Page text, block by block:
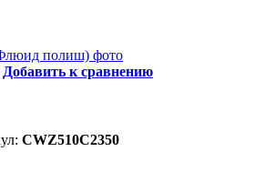
Добавить к сравнению
CWZ510C2350